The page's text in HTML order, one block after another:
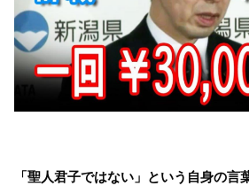
「聖人君子ではない」という自身の言